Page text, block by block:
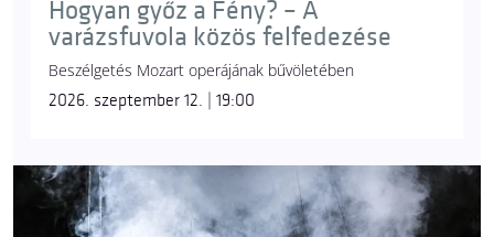
Hogyan győz a Fény? – A
varázsfuvola közös felfedezése
Beszélgetés Mozart operájának bűvöletében
2026. szeptember 12. | 19:00